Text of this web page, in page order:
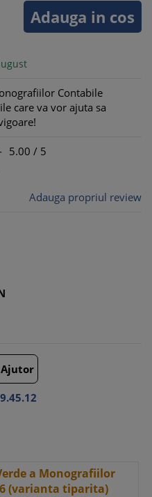
Adauga in cos
Contabile
care va vor ajuta sa
5.00 / 5
Adauga propriul review
Ajutor
a Monografiilor
(varianta tiparita)